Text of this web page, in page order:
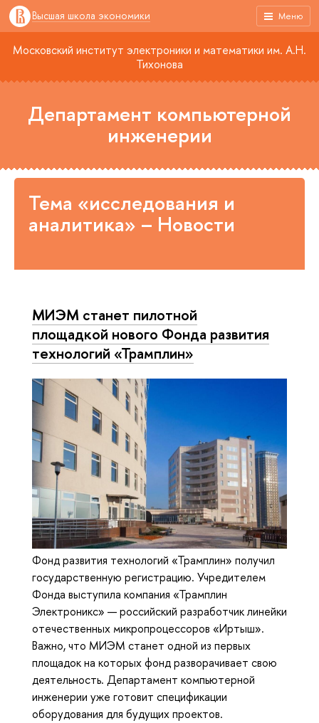
Меню
Высшая школа экономики
Московский институт электроники и математики им. А.Н.
Тихонова
Департамент компьютерной
инженерии
Тема «исследования и
аналитика» – Новости
МИЭМ станет пилотной
площадкой нового Фонда развития
технологий «Трамплин»
Фонд развития технологий «Трамплин» получил
государственную регистрацию. Учредителем
Фонда выступила компания «Трамплин
Электроникс» — российский разработчик линейки
отечественных микропроцессоров «Иртыш».
Важно, что МИЭМ станет одной из первых
площадок на которых фонд разворачивает свою
деятельность. Департамент компьютерной
инженерии уже готовит спецификации
оборудования для будущих проектов.